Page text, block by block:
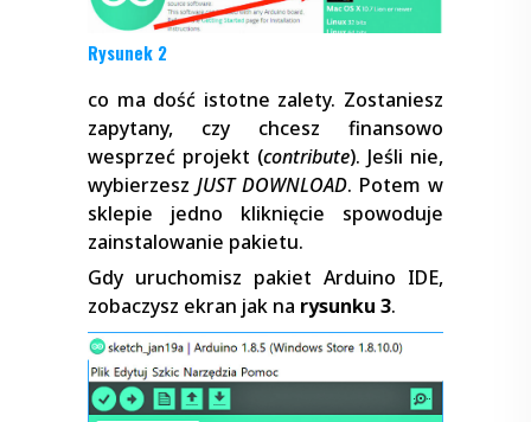
Rysunek 2
co ma dość istotne zalety. Zostaniesz
zapytany, czy chcesz finansowo
wesprzeć projekt (contribute). Jeśli nie,
wybierzesz JUST DOWNLOAD. Potem w
sklepie jedno kliknięcie spowoduje
zainstalowanie pakietu.
Gdy uruchomisz pakiet Arduino IDE,
zobaczysz ekran jak na rysunku 3.